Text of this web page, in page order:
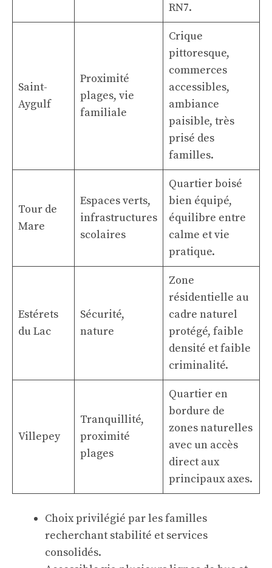
RN7.
Saint-
Aygulf
Proximité
plages, vie
familiale
Crique
pittoresque,
commerces
accessibles,
ambiance
paisible, très
prisé des
familles.
Tour de
Mare
Espaces verts,
infrastructures
scolaires
Quartier boisé
bien équipé,
équilibre entre
calme et vie
pratique.
Estérets
du Lac
Sécurité,
nature
Zone
résidentielle au
cadre naturel
protégé, faible
densité et faible
criminalité.
Villepey
Tranquillité,
proximité
plages
Quartier en
bordure de
zones naturelles
avec un accès
direct aux
principaux axes.
Choix privilégié par les familles
recherchant stabilité et services
consolidés.